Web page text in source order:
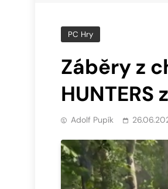
PC Hry
Záběry z
Adolf Pupík